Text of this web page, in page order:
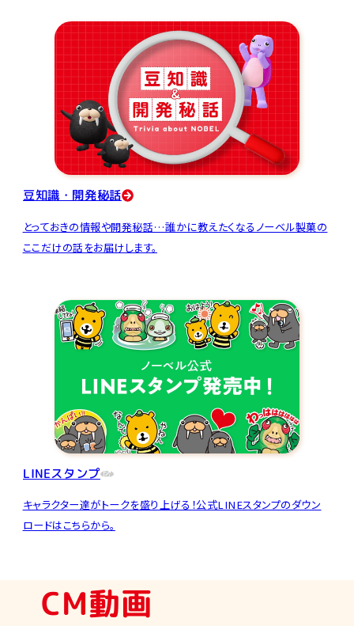
豆知識・開発秘話
とっておきの情報や開発秘話…誰かに教えたくなるノーベル製菓の
ここだけの話をお届けします。
LINEスタンプ
キャラクター達がトークを盛り上げる！公式LINEスタンプのダウン
ロードはこちらから。
CM動画